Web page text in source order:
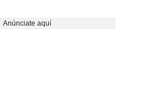
Anúnciate aquí